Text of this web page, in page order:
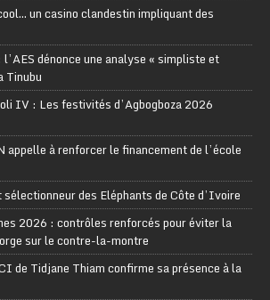
un casino clandestin impliquant des
dénonce une analyse « simpliste et
Tinubu
IV : Les festivités d’Agbogboza 2026
appelle à renforcer le financement de l’école
des Eléphants de Côte d’Ivoire
2026 : contrôles renforcés pour éviter la
sur le contre-la-montre
de Tidjane Thiam confirme sa présence à la